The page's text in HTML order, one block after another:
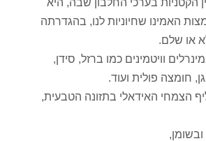
האמינו שחיוניות לנו, בהגדרתה
או שלם.
וויטמינים כמו ברזל, סידן,
חומצה פולית ועוד.
הצמחי האידאלי בתזונה הטבעית,